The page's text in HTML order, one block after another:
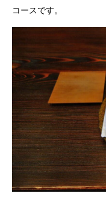
コースです。